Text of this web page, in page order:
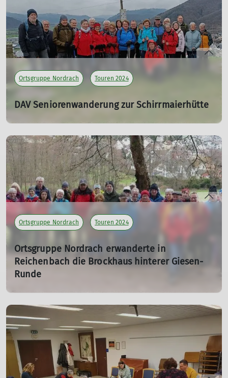
mehr erfahren
Ortsgruppe Nordrach Touren 2024
DAV Seniorenwanderung zur Schirrmaierhütte
06.03.2024
mehr erfahren
Ortsgruppe Nordrach Touren 2024
Ortsgruppe Nordrach erwanderte in
Reichenbach die Brockhaus hinterer Giesen-
Runde
07.02.2024
mehr erfahren